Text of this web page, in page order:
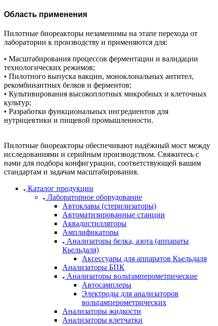
Область применения
Пилотные биореакторы незаменимы на этапе перехода от
лаборатории к производству и применяются для:
• Масштабирования процессов ферментации и валидации
технологических режимов;
• Пилотного выпуска вакцин, моноклональных антител,
рекомбинантных белков и ферментов;
• Культивирования высокоплотных микробных и клеточных
культур;
• Разработки функциональных ингредиентов для
нутрицевтики и пищевой промышленности.
Пилотные биореакторы обеспечивают надёжный мост между
исследованиями и серийным производством. Свяжитесь с
нами для подбора конфигурации, соответствующей вашим
стандартам и задачам масштабирования.
Каталог продукции
Лабораторное оборудование
Автоклавы (стерилизаторы)
Автоматизированные станции
Аквадистилляторы
Амплификаторы
Анализаторы белка, азота (аппараты
Кьельдаля)
Аксессуары для аппаратов Кьельдаля
Анализаторы БПК
Анализаторы вольтамперометрические
Автосамплеры
Электроды для анализаторов
вольтамперометрических
Анализаторы жидкости
Анализаторы клетчатки